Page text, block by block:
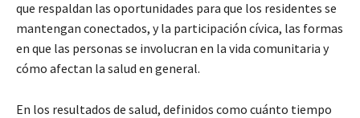
que respaldan las oportunidades para que los residentes se
mantengan conectados, y la participación cívica, las formas
en que las personas se involucran en la vida comunitaria y
cómo afectan la salud en general.
En los resultados de salud, definidos como cuánto tiempo